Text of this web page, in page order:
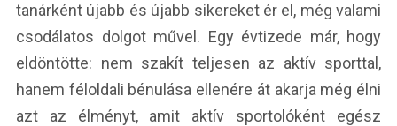
tanárként újabb és újabb sikereket ér el, még valami
csodálatos dolgot művel. Egy évtizede már, hogy
eldöntötte: nem szakít teljesen az aktív sporttal,
hanem féloldali bénulása ellenére át akarja még élni
azt az élményt, amit aktív sportolóként egész